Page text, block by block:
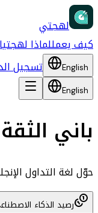
لهجتي
كيف يعمللماذا لهجتي
English تسجيل
English
باني
حوّل لغة التداول
رصيد الذكاء